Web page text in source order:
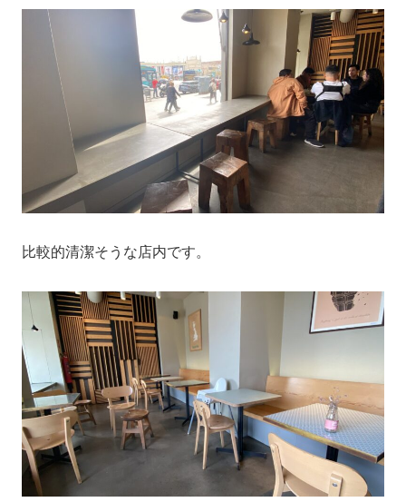
比較的清潔そうな店内です。